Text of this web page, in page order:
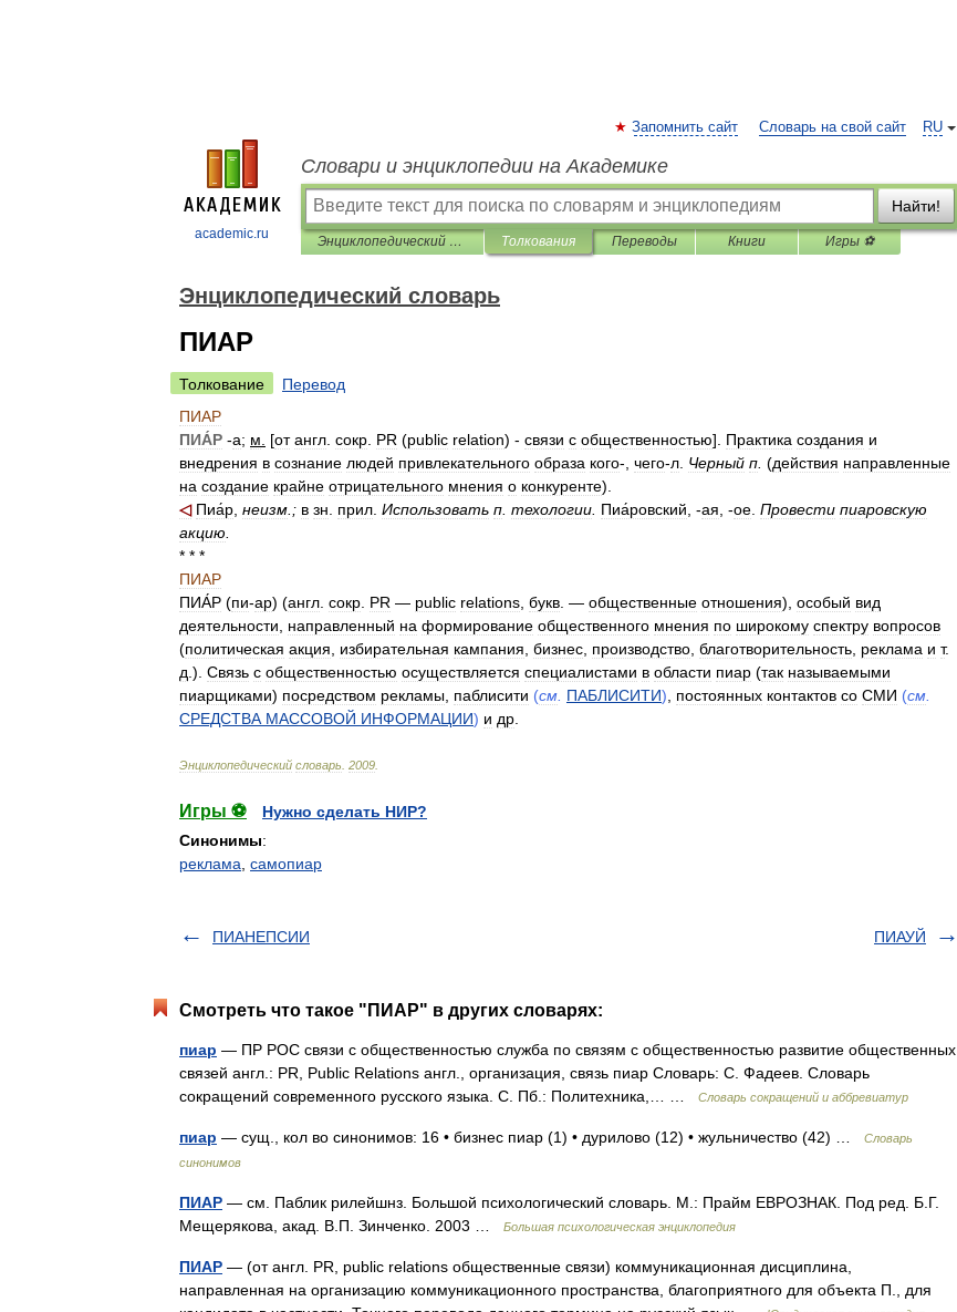
academic.ru
RU
Запомнить сайт Словарь на свой сайт
Словари и энциклопедии на Академике
Найти!
Энциклопедический словарь Толкования Переводы Книги Игры ⚽
Энциклопедический словарь
ПИАР
Толкование
Перевод
ПИАР
ПИА́Р -а; м [от англ сокр PR (public relation) - связи с общественностью]. Практика создания и
внедрения в сознание людей привлекательного образа кого-, чего-л Черный п (действия направленные
на создание крайне отрицательного мнения о конкуренте).
◁ Пиа́р неизм .; в зн прил Использовать п техологии Пиа́ровский , -ая , -ое Провести пиаровскую
акцию
* * *
ПИАР
ПИА́Р (пи-ар) (англ сокр PR — public relations букв . — общественные отношения), особый вид
деятельности
направленный на формирование общественного мнения по широкому спектру вопросов
(политическая акция избирательная кампания бизнес производство благотворительность реклама и т.
д .). Связь с общественностью осуществляется специалистами в области пиар (так называемыми
пиарщиками) посредством рекламы паблисити (см ПАБЛИСИТИ) постоянных контактов со СМИ (см
СРЕДСТВА МАССОВОЙ ИНФОРМАЦИИ) и др
Энциклопедический словарь 2009
Игры ⚽
Нужно сделать НИР?
Синонимы:
реклама самопиар
ПИАНЕПСИИ ПИАУЙ
Смотреть что такое "ПИАР" в других словарях:
пиар — ПР РОС связи с общественностью служба по связям с общественностью развитие общественных
связей англ.: PR, Public Relations англ., организация, связь пиар Словарь: С. Фадеев. Словарь
сокращений современного русского языка. С. Пб.: Политехника,… …
Словарь сокращений и аббревиатур
пиар — сущ., кол во синонимов: 16 • бизнес пиар (1) • дурилово (12) • жульничество (42) …
Словарь
синонимов
ПИАР — см. Паблик рилейшнз. Большой психологический словарь. М.: Прайм ЕВРОЗНАК. Под ред. Б.Г.
Мещерякова, акад. В.П. Зинченко. 2003 …
Большая психологическая энциклопедия
ПИАР — (от англ. PR, public relations общественные связи) коммуникационная дисциплина,
направленная на организацию коммуникационного пространства, благоприятного для объекта П., для